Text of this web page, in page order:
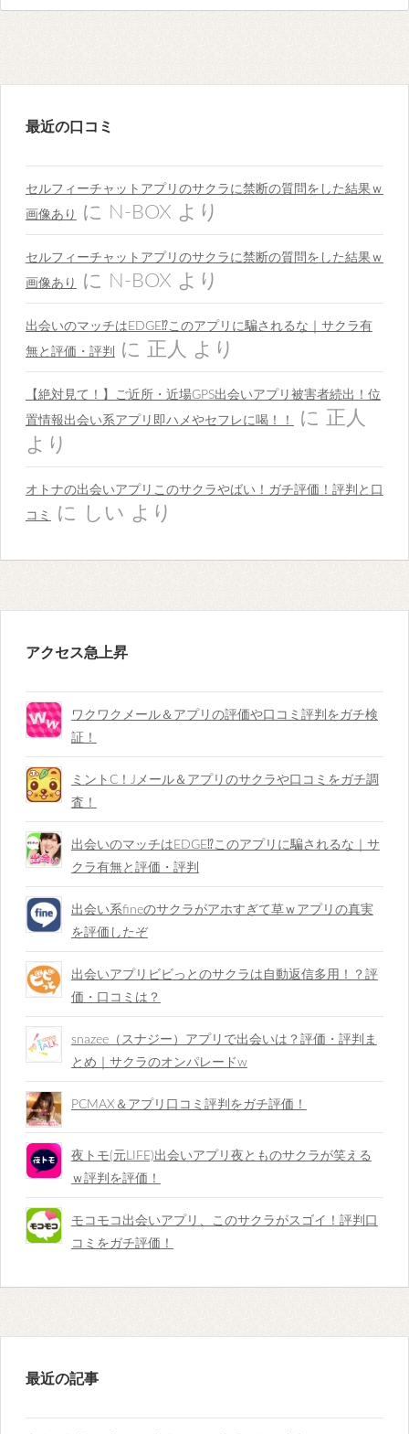
最近の口コミ
セルフィーチャットアプリのサクラに禁断の質問をした結果ｗ
画像あり
に N-BOX より
セルフィーチャットアプリのサクラに禁断の質問をした結果ｗ
画像あり
に N-BOX より
出会いのマッチはEDGE⁉︎このアプリに騙されるな｜サクラ有
無と評価・評判
に 正人 より
【絶対見て！】ご近所・近場GPS出会いアプリ被害者続出！位
置情報出会い系アプリ即ハメやセフレに喝！！
に
正人
より
オトナの出会いアプリこのサクラやばい！ガチ評価！評判と口
コミ
に しい より
アクセス急上昇
ワクワクメール＆アプリの評価や口コミ評判をガチ検
証！
ミントC！Jメール＆アプリのサクラや口コミをガチ調
査！
出会いのマッチはEDGE⁉︎このアプリに騙されるな｜サ
クラ有無と評価・評判
出会い系fineのサクラがアホすぎて草ｗアプリの真実
を評価したぞ
出会いアプリビビっとのサクラは自動返信多用！？評
価・口コミは？
snazee（スナジー）アプリで出会いは？評価・評判ま
とめ｜サクラのオンパレードw
PCMAX＆アプリ口コミ評判をガチ評価！
夜トモ(元LIFE)出会いアプリ夜とものサクラが笑える
ｗ評判を評価！
モコモコ出会いアプリ、このサクラがスゴイ！評判口
コミをガチ評価！
最近の記事